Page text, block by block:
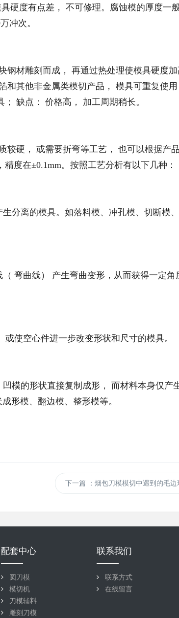
硬度有点差， 不可修理。腐蚀模的厚度一
冲次。
钢材雕刻而成， 再通过热处理使模具硬度
和其他非金属类模切产品， 模具可重复使
缺点： 价格高， 加工周期稍长。
较硬， 或需要折弯等工艺， 也可以根据产
度在±0.1mm。按照工艺分析有以下几种：
分离的模具。如落料模、冲孔模、切断模、
弯曲线） 产生弯曲变形，从而获得一定角
使空心件进一步改变形状和尺寸的模具。
模的形状直接复制成形， 而材料本身仅产
形模、翻边模、整形模等。
下一篇 ：烟包刀模模切中遇到的毛
配套中心
圆刀模
模切机
刀模辅料
雕刻刀模
联系我们
联系方式
在线留言